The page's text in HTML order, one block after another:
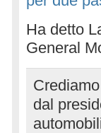
Ha detto
General
dal